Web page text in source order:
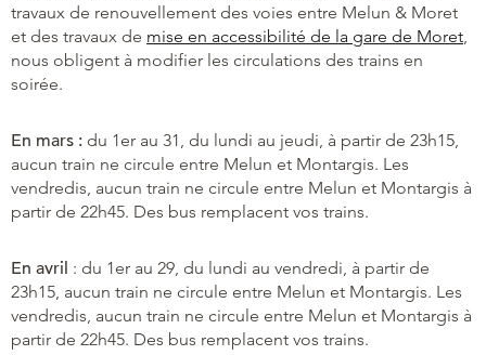
travaux de renouvellement des voies entre Melun & Moret
et des travaux de mise en accessibilité de la gare de Moret
nous obligent à modifier les circulations des trains en
soirée.
En mars : du 1er au 31, du lundi au jeudi, à partir de 23h15,
aucun train ne circule entre Melun et Montargis. Les
vendredis, aucun train ne circule entre Melun et Montargis à
partir de 22h45. Des bus remplacent vos trains.
En avril : du 1er au 29, du lundi au vendredi, à partir de
23h15, aucun train ne circule entre Melun et Montargis. Les
vendredis, aucun train ne circule entre Melun et Montargis à
partir de 22h45. Des bus remplacent vos trains.